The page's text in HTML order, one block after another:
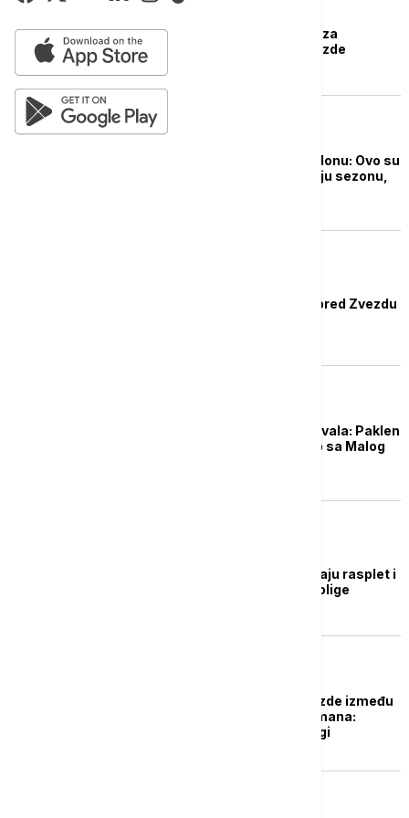
Biti ili ne biti u Evroligi za
košarkaše Crvene zvezde
Obradović pred Barselonu: Ovo su
utakmice koje određuju sezonu,
Košarkaši Barselone pred Zvezdu
Zvezda saznala ime rivala: Paklen
put do plej-ofa za klub sa Malog
Košarkaši Zvezde čekaju rasplet i
poziciju u plej-inu Evrolige
Košarkaši Crvene zvezde između
plej-of i plej-aut plasmana:
Žestoka bitka u Evroligi